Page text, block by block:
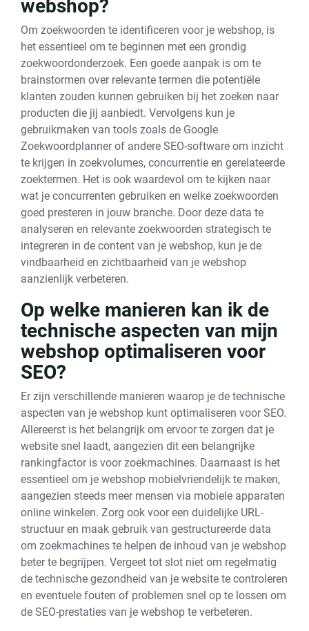
webshop?
Om zoekwoorden te identificeren voor je webshop, is
het essentieel om te beginnen met een grondig
zoekwoordonderzoek. Een goede aanpak is om te
brainstormen over relevante termen die potentiële
klanten zouden kunnen gebruiken bij het zoeken naar
producten die jij aanbiedt. Vervolgens kun je
gebruikmaken van tools zoals de Google
Zoekwoordplanner of andere SEO-software om inzicht
te krijgen in zoekvolumes, concurrentie en gerelateerde
zoektermen. Het is ook waardevol om te kijken naar
wat je concurrenten gebruiken en welke zoekwoorden
goed presteren in jouw branche. Door deze data te
analyseren en relevante zoekwoorden strategisch te
integreren in de content van je webshop, kun je de
vindbaarheid en zichtbaarheid van je webshop
aanzienlijk verbeteren.
Op welke manieren kan ik de
technische aspecten van mijn
webshop optimaliseren voor
SEO?
Er zijn verschillende manieren waarop je de technische
aspecten van je webshop kunt optimaliseren voor SEO.
Allereerst is het belangrijk om ervoor te zorgen dat je
website snel laadt, aangezien dit een belangrijke
rankingfactor is voor zoekmachines. Daarnaast is het
essentieel om je webshop mobielvriendelijk te maken,
aangezien steeds meer mensen via mobiele apparaten
online winkelen. Zorg ook voor een duidelijke URL-
structuur en maak gebruik van gestructureerde data
om zoekmachines te helpen de inhoud van je webshop
beter te begrijpen. Vergeet tot slot niet om regelmatig
de technische gezondheid van je website te controleren
en eventuele fouten of problemen snel op te lossen om
de SEO-prestaties van je webshop te verbeteren.